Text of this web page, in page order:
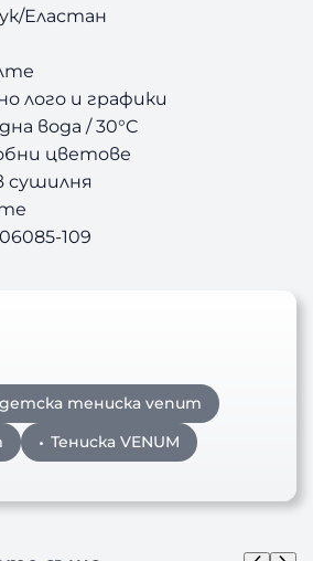
Еластан
лого и графики
вода / 30°C
цветове
сушилня
109
детска тениска venum
Тениска VENUM